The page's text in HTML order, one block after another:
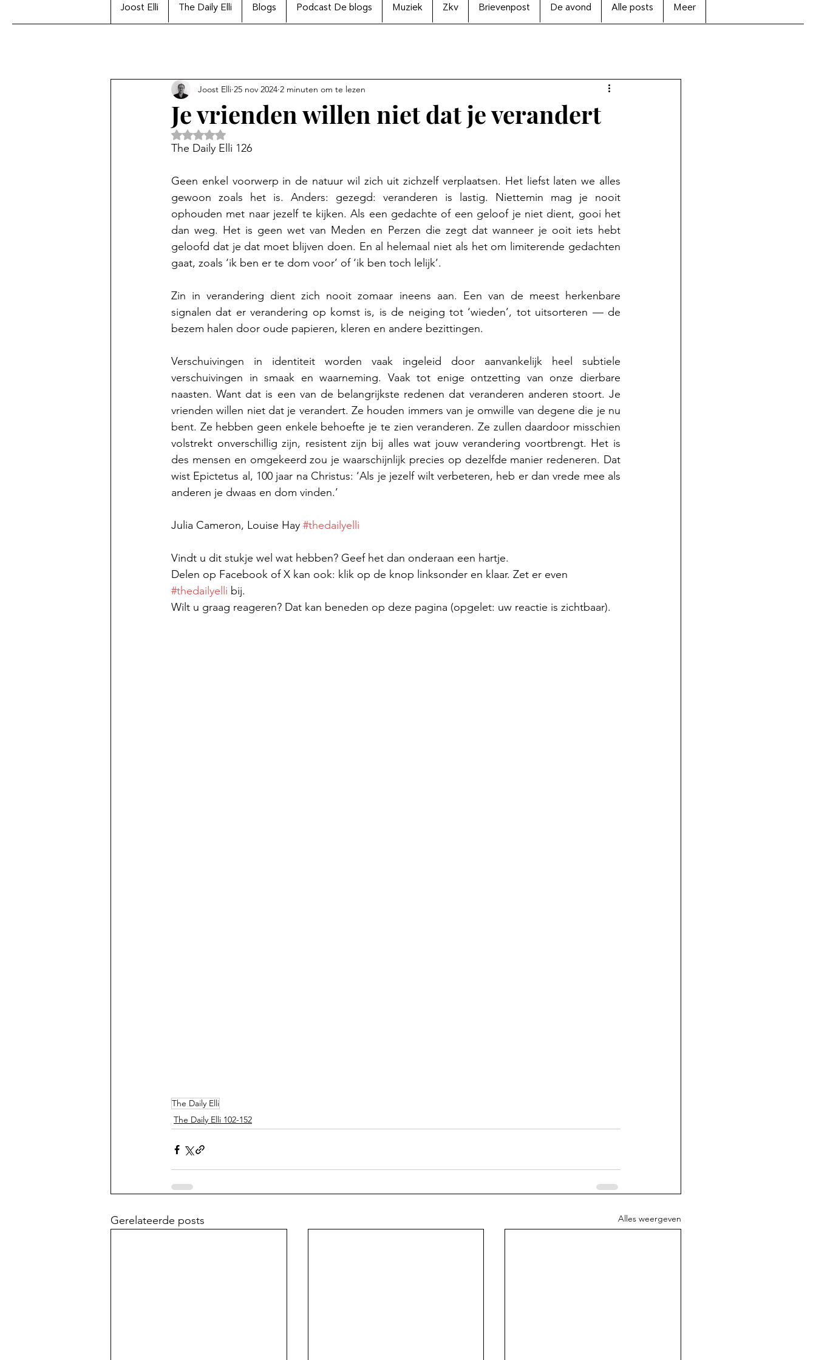
Joost Elli The Daily Elli Blogs Podcast De blogs Muziek Zkv Brievenpost De avond Alle posts Meer
Je vrienden willen niet dat je verandert
Joost Elli 25 nov 2024 2 minuten om te lezen
Beoordeeld met NaN uit 5 sterren.
The Daily Elli 126
Geen enkel voorwerp in de natuur wil zich uit zichzelf verplaatsen. Het liefst laten we alles
gewoon zoals het is. Anders: gezegd: veranderen is lastig. Niettemin mag je nooit
ophouden met naar jezelf te kijken. Als een gedachte of een geloof je niet dient, gooi het
dan weg. Het is geen wet van Meden en Perzen die zegt dat wanneer je ooit iets hebt
geloofd dat je dat moet blijven doen. En al helemaal niet als het om limiterende gedachten
gaat, zoals ‘ik ben er te dom voor’ of ‘ik ben toch lelijk’.
Zin in verandering dient zich nooit zomaar ineens aan. Een van de meest herkenbare
signalen dat er verandering op komst is, is de neiging tot ‘wieden’, tot uitsorteren — de
bezem halen door oude papieren, kleren en andere bezittingen.
Verschuivingen in identiteit worden vaak ingeleid door aanvankelijk heel subtiele
verschuivingen in smaak en waarneming. Vaak tot enige ontzetting van onze dierbare
naasten. Want dat is een van de belangrijkste redenen dat veranderen anderen stoort. Je
vrienden willen niet dat je verandert. Ze houden immers van je omwille van degene die je nu
bent. Ze hebben geen enkele behoefte je te zien veranderen. Ze zullen daardoor misschien
volstrekt onverschillig zijn, resistent zijn bij alles wat jouw verandering voortbrengt. Het is
des mensen en omgekeerd zou je waarschijnlijk precies op dezelfde manier redeneren. Dat
wist Epictetus al, 100 jaar na Christus: ‘Als je jezelf wilt verbeteren, heb er dan vrede mee als
anderen je dwaas en dom vinden.’
Julia Cameron, Louise Hay #thedailyelli
Vindt u dit stukje wel wat hebben? Geef het dan onderaan een hartje.
Delen op Facebook of X kan ook: klik op de knop linksonder en klaar. Zet er even
#thedailyelli bij.
Wilt u graag reageren? Dat kan beneden op deze pagina (opgelet: uw reactie is zichtbaar).
The Daily Elli
The Daily Elli 102-152
Gerelateerde posts Alles weergeven